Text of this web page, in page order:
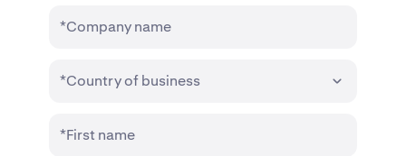
*Company name
*Country of business
*First name